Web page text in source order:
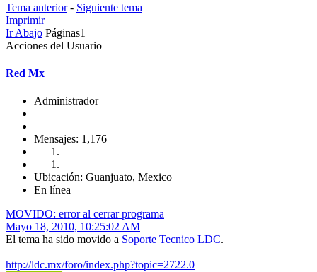
Tema anterior- Siguiente tema
Imprimir
Ir Abajo Páginas1
Acciones del Usuario
Red Mx
Administrador
Mensajes: 1,176
Ubicación: Guanjuato, Mexico
En línea
MOVIDO: error al cerrar programa
Mayo 18, 2010, 10:25:02 AM
El tema ha sido movido a Soporte Tecnico LDC.
http://ldc.mx/foro/index.php?topic=2722.0